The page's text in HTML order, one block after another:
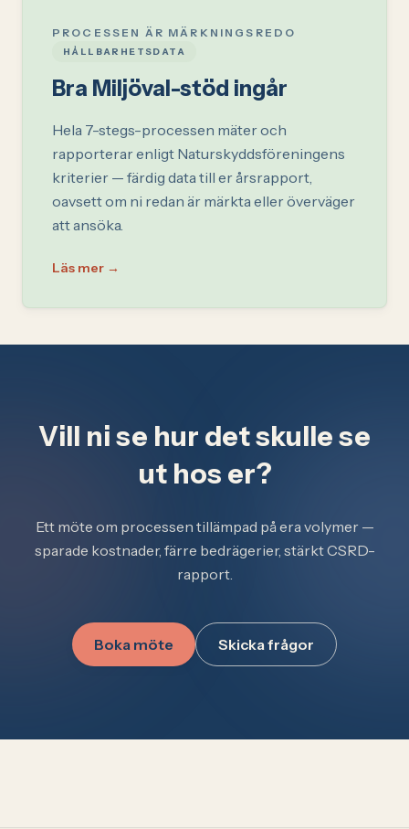
PROCESSEN ÄR MÄRKNINGSREDO
HÅLLBARHETSDATA
Bra Miljöval-stöd ingår
Hela 7-stegs-processen mäter och
rapporterar enligt Naturskyddsföreningens
kriterier — färdig data till er årsrapport,
oavsett om ni redan är märkta eller överväger
att ansöka.
Läs mer →
Vill ni se hur det skulle se
ut hos er?
Ett möte om processen tillämpad på era volymer —
sparade kostnader, färre bedrägerier, stärkt CSRD-
rapport.
Boka möte Skicka frågor